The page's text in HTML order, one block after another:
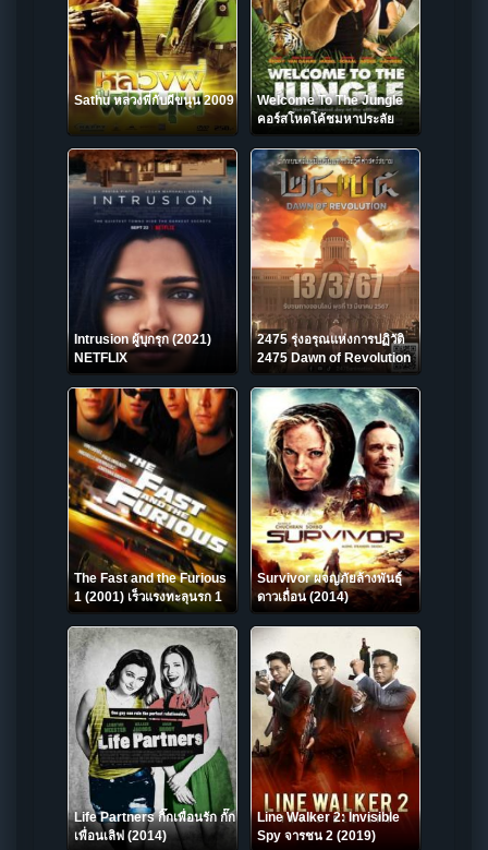
Sathu หลวงพี่กับผีขนุน 2009
Welcome To The Jungle
คอร์สโหดโค้ชมหาประลัย
(2013)
Intrusion ผู้บุกรุก (2021)
NETFLIX
2475 รุ่งอรุณแห่งการปฏิวัติ
2475 Dawn of Revolution
(2024)
The Fast and the Furious
1 (2001) เร็วแรงทะลุนรก 1
Survivor ผจญภัยล้างพันธุ์
ดาวเถื่อน (2014)
Life Partners กิ๊กเพื่อนรัก กั๊ก
เพื่อนเลิฟ (2014)
Line Walker 2: Invisible
Spy จารชน 2 (2019)